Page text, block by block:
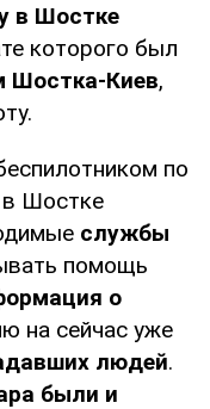
в Шостке
которого был
Шостка-Киев,
по
Шостке
службы
помощь
о
на сейчас уже
людей.
были и